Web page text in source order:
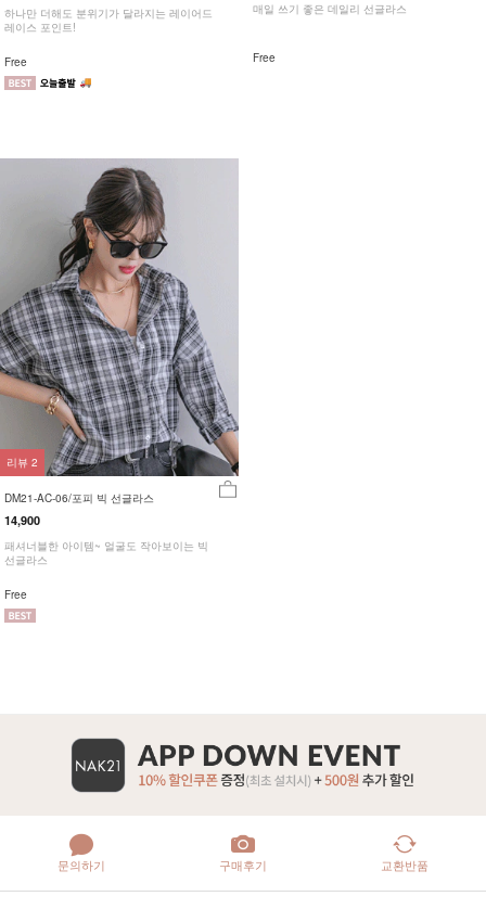
하나만 더해도 분위기가 달라지는 레이어드
레이스 포인트!
Free
매일 쓰기 좋은 데일리 선글라스
Free
DM21-AC-06/포피 빅 선글라스
14,900
패셔너블한 아이템~ 얼굴도 작아보이는 빅
선글라스
Free
리뷰 2
문의하기 구매후기 교환반품